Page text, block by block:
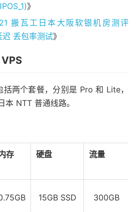
》
搬瓦工日本大阪软银机房测评
迟 丢包率测试》
两个套餐，分别是 Pro 和 Lite，
NTT 普通线路。
存 硬盘 流量
15GB SSD 300GB